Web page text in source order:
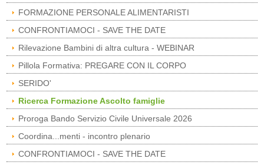
FORMAZIONE PERSONALE ALIMENTARISTI
CONFRONTIAMOCI - SAVE THE DATE
Rilevazione Bambini di altra cultura - WEBINAR
Pillola Formativa: PREGARE CON IL CORPO
SERIDO'
Ricerca Formazione Ascolto famiglie
Proroga Bando Servizio Civile Universale 2026
Coordina...menti - incontro plenario
CONFRONTIAMOCI - SAVE THE DATE